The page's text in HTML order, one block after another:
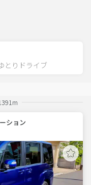
とりドライブ
ション